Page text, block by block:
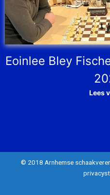
Eoinlee Bley
Lees
© 2018 Arnhemse